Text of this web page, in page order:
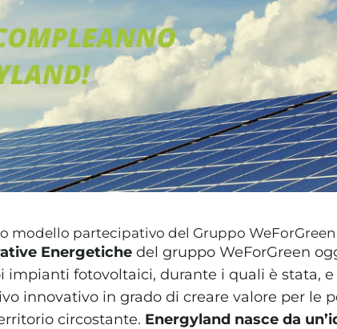
modello partecipativo del Gruppo WeForGreen
Energetiche del gruppo WeForGreen
impianti fotovoltaici, durante i quali è stata, e
innovativo in grado di creare valore per le
circostante. Energyland nasce da